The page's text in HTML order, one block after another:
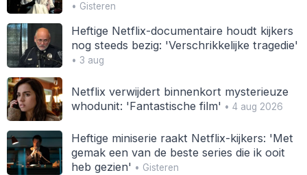
• Gisteren
Heftige Netflix-documentaire houdt kijkers
nog steeds bezig: 'Verschrikkelijke tragedie'
• 3 aug
Netflix verwijdert binnenkort mysterieuze
whodunit: 'Fantastische film' • 4 aug 2026
Heftige miniserie raakt Netflix-kijkers: 'Met
gemak een van de beste series die ik ooit
heb gezien' • Gisteren